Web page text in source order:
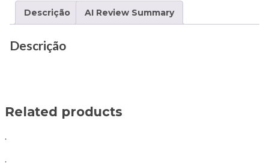
Descrição AI Review Summary
Descrição
Related products
.
.